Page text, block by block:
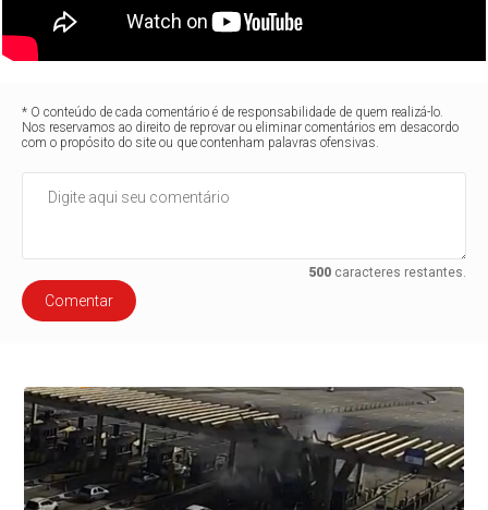
* O conteúdo de cada comentário é de responsabilidade de quem realizá-lo.
Nos reservamos ao direito de reprovar ou eliminar comentários em desacordo
com o propósito do site ou que contenham palavras ofensivas.
500caracteres restantes.
Comentar